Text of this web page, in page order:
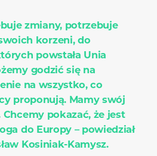
zmiany, potrzebuje
korzeni, do
powstała Unia
godzić się na
na wszystko, co
proponują. Mamy swój
Chcemy pokazać, że jest
do Europy – powiedział
Kosiniak-Kamysz.